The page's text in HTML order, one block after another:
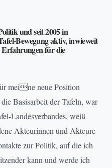
und seit 2005 in
­Bewegung aktiv, inwieweit
Erfahrungen für die
meine neue Position
Basisarbeit der Tafeln, war
Landesverbandes, weiß
Akteurinnen und Akteure
zur Politik, auf die ich
kann und werde ich